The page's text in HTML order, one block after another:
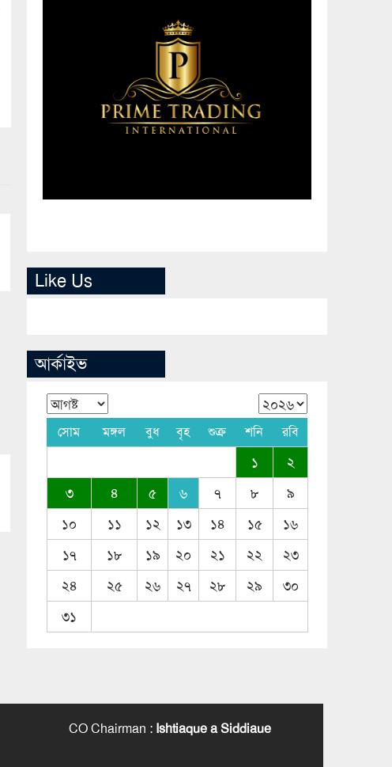
Like Us
আর্কাইভ
সোম মঙ্গল বুধ বৃহ শুক্র শনি রবি
১
২
৩
৪ ৫ ৬ ৭ ৮
৯
১০
১১ ১২ ১৩ ১৪ ১৫
১৬
১৭
১৮ ১৯ ২০ ২১ ২২
২৩
২৪
২৫ ২৬ ২৭ ২৮ ২৯
৩০
৩১
CO Chairman : Ishtiaque a Siddiaue